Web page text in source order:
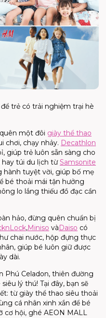
trẻ có trải nghiệm trại hè
một đôi giày thể thao
chơi, chạy nhảy. Decathlon
giúp trẻ luôn sẵn sàng cho
hay túi du lịch từSamsonite
hành tuyệt vời, giúp bố mẹ
bé thoải mái tận hưởng
lo lắng thiếu đồ đạc cần
hảo, đừng quên chuẩn bị
,Miniso vàDaiso có
chai nước, hộp đựng thực
giúp bé luôn giữ được
dài.
Phú Celadon, thiên đường
siêu lý thú! Tại đây, bạn sẽ
từ giày thể thao siêu thoải
cá nhân xinh xắn để bé
cơ hội, ghé AEON MALL